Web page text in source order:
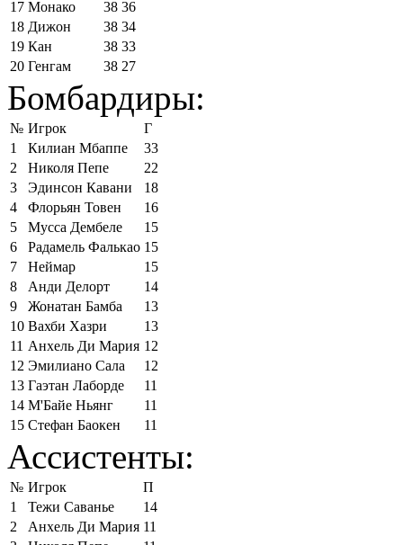
17 Монако 38 36
18 Дижон 38 34
19 Кан 38 33
20 Генгам 38 27
Бомбардиры:
№ Игрок
Г
1
Килиан Мбаппе
33
2
Николя Пепе
22
3
Эдинсон Кавани
18
4
Флорьян Товен
16
5
Мусса Дембеле
15
6
Радамель Фалькао 15
7
Неймар
15
8
Анди Делорт
14
9
Жонатан Бамба
13
10 Вахби Хазри
13
11 Анхель Ди Мария 12
12 Эмилиано Сала
12
13 Гаэтан Лаборде
11
14 М'Байе Ньянг
11
15 Стефан Баокен 11
Ассистенты:
№ Игрок
П
1
Тежи Саванье
14
2
Анхель Ди Мария 11